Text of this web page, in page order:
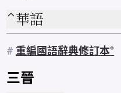
華語
# 重編國語辭典修訂本
三晉